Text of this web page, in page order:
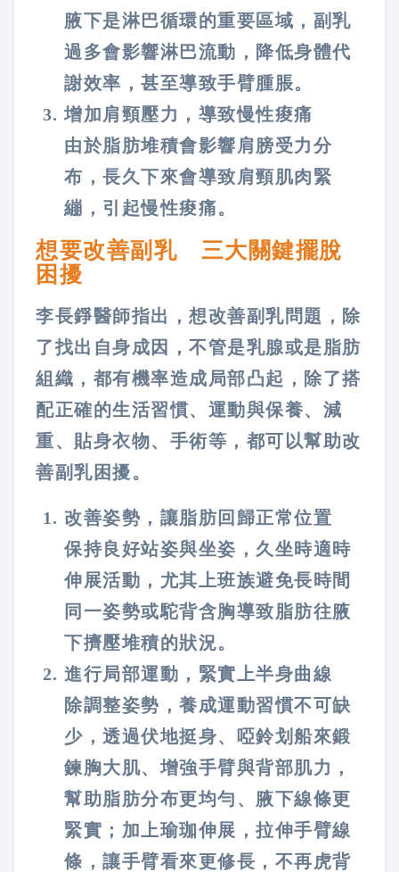
腋下是淋巴循環的重要區域，副乳
過多會影響淋巴流動，降低身體代
謝效率，甚至導致手臂腫脹。
增加肩頸壓力，導致慢性痠痛
由於脂肪堆積會影響肩膀受力分
布，長久下來會導致肩頸肌肉緊
繃，引起慢性痠痛。
想要改善副乳 三大關鍵擺脫
困擾
李長錚醫師指出，想改善副乳問題，除
了找出自身成因，不管是乳腺或是脂肪
組織，都有機率造成局部凸起，除了搭
配正確的生活習慣、運動與保養、減
重、貼身衣物、手術等，都可以幫助改
善副乳困擾。
改善姿勢，讓脂肪回歸正常位置
保持良好站姿與坐姿，久坐時適時
伸展活動，尤其上班族避免長時間
同一姿勢或駝背含胸導致脂肪往腋
下擠壓堆積的狀況。
進行局部運動，緊實上半身曲線
除調整姿勢，養成運動習慣不可缺
少，透過伏地挺身、啞鈴划船來鍛
鍊胸大肌、增強手臂與背部肌力，
幫助脂肪分布更均勻、腋下線條更
緊實；加上瑜珈伸展，拉伸手臂線
條，讓手臂看來更修長，不再虎背